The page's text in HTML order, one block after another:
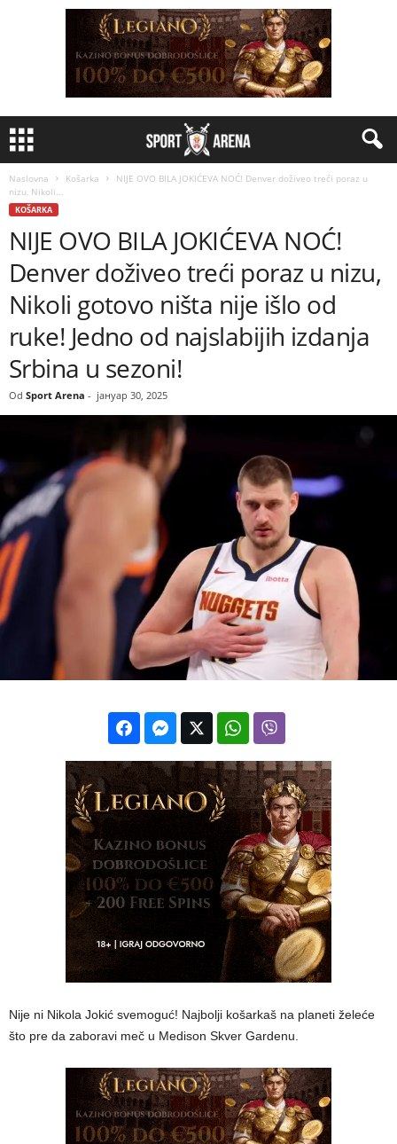
Naslovna Košarka
NIJE OVO BILA JOKIĆEVA NOĆ! Denver doživeo treći poraz u
nizu, Nikoli...
KOŠARKA
NIJE OVO BILA JOKIĆEVA NOĆ!
Denver doživeo treći poraz u nizu,
Nikoli gotovo ništa nije išlo od
ruke! Jedno od najslabijih izdanja
Srbina u sezoni!
Od Sport Arena - јануар 30, 2025
Nije ni Nikola Jokić svemoguć! Najbolji košarkaš na planeti želeće
što pre da zaboravi meč u Medison Skver Gardenu.